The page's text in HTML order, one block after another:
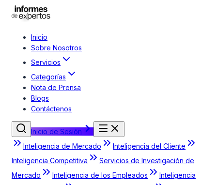
Inicio
Sobre Nosotros
Servicios
Categorías
Nota de Prensa
Blogs
Contáctenos
Inicio de Sesión
Inteligencia de Mercado
Inteligencia del Cliente
Inteligencia Competitiva
Servicios de Investigación de
Mercado
Inteligencia de los Empleados
Inteligencia